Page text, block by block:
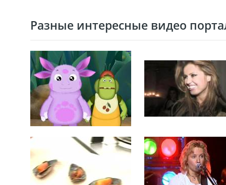
Разные интересные видео